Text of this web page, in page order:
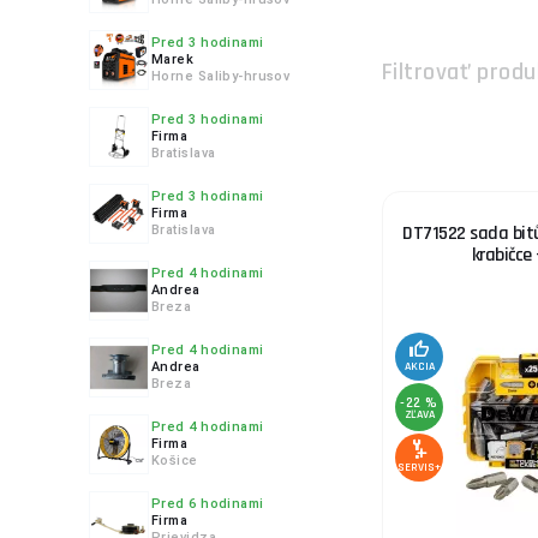
Pred 3 hodinami
Marek
Horne Saliby-hrusov
Pred 3 hodinami
Firma
Bratislava
Pred 3 hodinami
Firma
Bratislava
Pred 4 hodinami
Andrea
Breza
Pred 4 hodinami
Andrea
Breza
Pred 4 hodinami
Firma
Košice
Pred 6 hodinami
Firma
8.
Filtrovať
DT71522 sada
krabičce
AKCIA
-22 %
ZĽAVA
SERVIS+